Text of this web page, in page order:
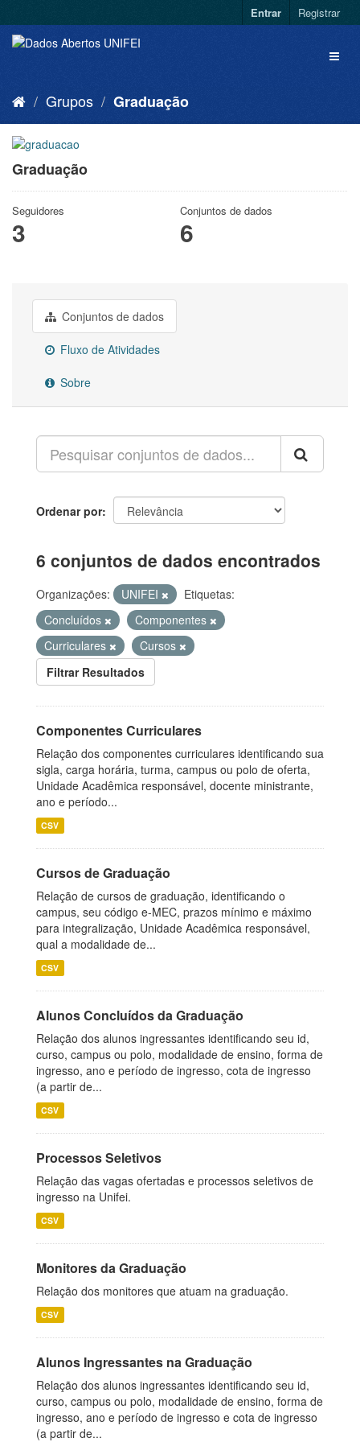
Entrar Registrar
Grupos Graduação
Graduação
Seguidores
3
Conjuntos de dados
6
Conjuntos de dados
Fluxo de Atividades
Sobre
Ordenar por
6 conjuntos de dados encontrados
Organizações: UNIFEI
Etiquetas:
Concluídos
Componentes
Curriculares
Cursos
Filtrar Resultados
Componentes Curriculares
Relação dos componentes curriculares identificando sua
sigla, carga horária, turma, campus ou polo de oferta,
Unidade Acadêmica responsável, docente ministrante,
ano e período...
CSV
Cursos de Graduação
Relação de cursos de graduação, identificando o
campus, seu código e-MEC, prazos mínimo e máximo
para integralização, Unidade Acadêmica responsável,
qual a modalidade de...
CSV
Alunos Concluídos da Graduação
Relação dos alunos ingressantes identificando seu id,
curso, campus ou polo, modalidade de ensino, forma de
ingresso, ano e período de ingresso, cota de ingresso
(a partir de...
CSV
Processos Seletivos
Relação das vagas ofertadas e processos seletivos de
ingresso na Unifei.
CSV
Monitores da Graduação
Relação dos monitores que atuam na graduação.
CSV
Alunos Ingressantes na Graduação
Relação dos alunos ingressantes identificando seu id,
curso, campus ou polo, modalidade de ensino, forma de
ingresso, ano e período de ingresso e cota de ingresso
(a partir de...